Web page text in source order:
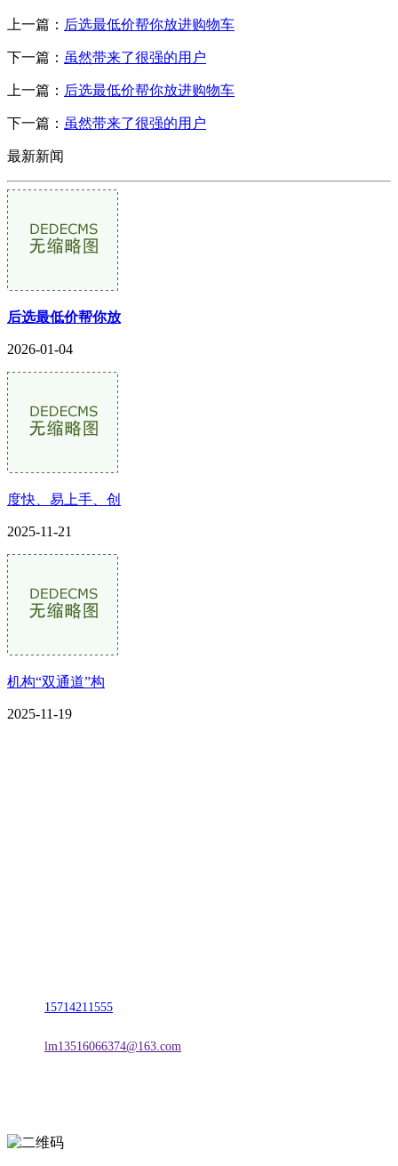
上一篇： 后选最低价帮你放进购物车
下一篇： 虽然带来了很强的用户
上一篇： 后选最低价帮你放进购物车
下一篇： 虽然带来了很强的用户
最新新闻
后选最低价帮你放
2026-01-04
度快、易上手、创
2025-11-21
机构“双通道”构
2025-11-19
15714211555
lm13516066374@163.com